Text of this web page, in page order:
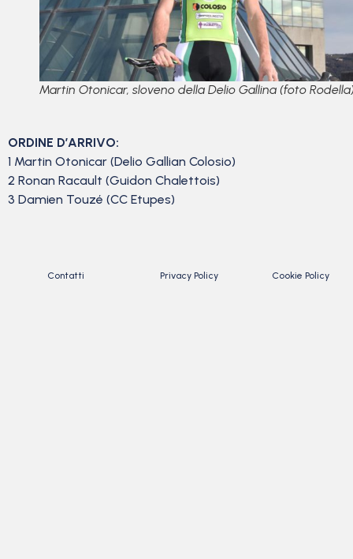
Martin Otonicar, sloveno della Delio Gallina (foto
ORDINE D’ARRIVO:
1 Martin Otonicar (Delio Gallian Colosio)
2 Ronan Racault (Guidon Chalettois)
3 Damien Touzé (CC Etupes)
Contatti Privacy Policy Cookie Policy